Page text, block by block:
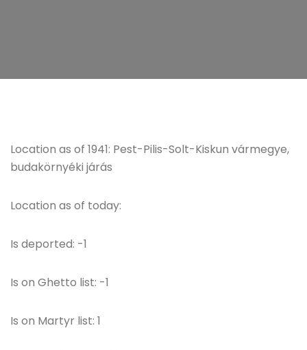
Location as of 1941: Pest-Pilis-Solt-Kiskun vármegye,
budakörnyéki járás
Location as of today:
Is deported: -1
Is on Ghetto list: -1
Is on Martyr list: 1